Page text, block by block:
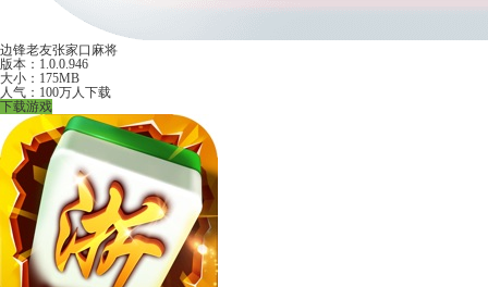
边锋老友张家口麻将
版本：1.0.0.946
大小：175MB
人气：100万人下载
下载游戏